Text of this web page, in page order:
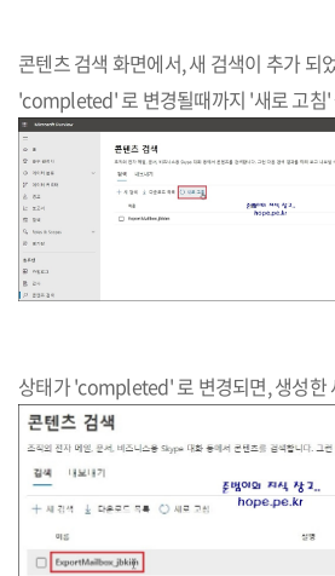
콘텐츠 검색 화면에서, 새 검색이 추가 되
'completed' 로 변경될때까지 '새로 고침'
상태가 'completed' 로 변경되면, 생성한